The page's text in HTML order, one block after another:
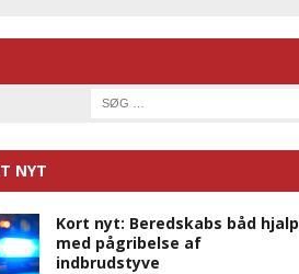
NYT
Kort nyt: Beredskabs båd hjalp
med pågribelse af
indbrudstyve